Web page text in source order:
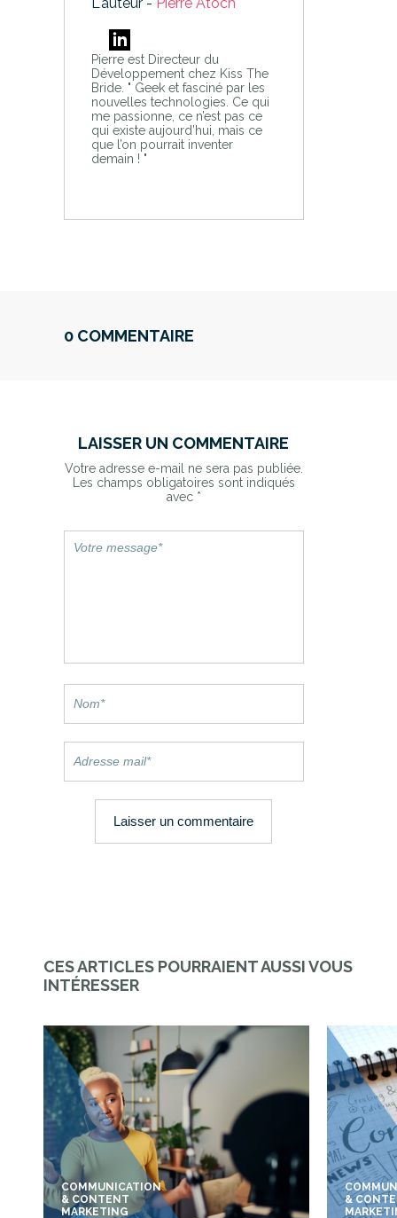
Pierre est Directeur du
Développement chez Kiss The
Bride. " Geek et fasciné par les
nouvelles technologies. Ce qui
me passionne, ce n’est pas ce
qui existe aujourd’hui, mais ce
que l’on pourrait inventer
demain ! "
0 COMMENTAIRE
LAISSER UN COMMENTAIRE
Votre adresse e-mail ne sera pas publiée.
Les champs obligatoires sont indiqués
avec *
CES ARTICLES POURRAIENT AUSSI VOUS
INTÉRESSER
COMMUNICATION
& CONTENT
MARKETING
&